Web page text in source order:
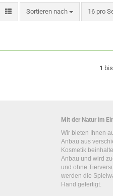
Sortieren nach
Sortieren nach 16 pro
pro Seite
1 bis
Mit der Natur im
Wir bieten Ihnen
Anbau aus
Kosmetik
Anbau und wird
und ohne
werden die
Hand gefertigt.